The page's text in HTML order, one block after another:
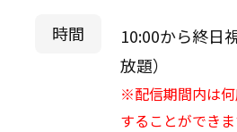
時間
10:00から終日
放題）
※配信期間内は
することができま